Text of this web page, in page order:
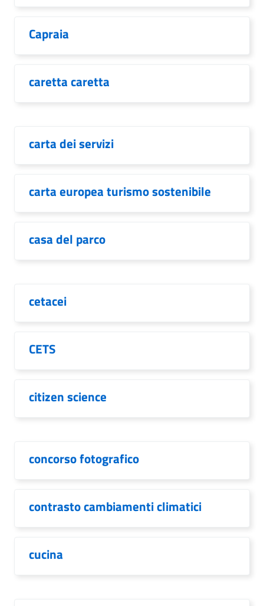
Capraia
caretta caretta
carta dei servizi
carta europea turismo sostenibile
casa del parco
cetacei
CETS
citizen science
concorso fotografico
contrasto cambiamenti climatici
cucina